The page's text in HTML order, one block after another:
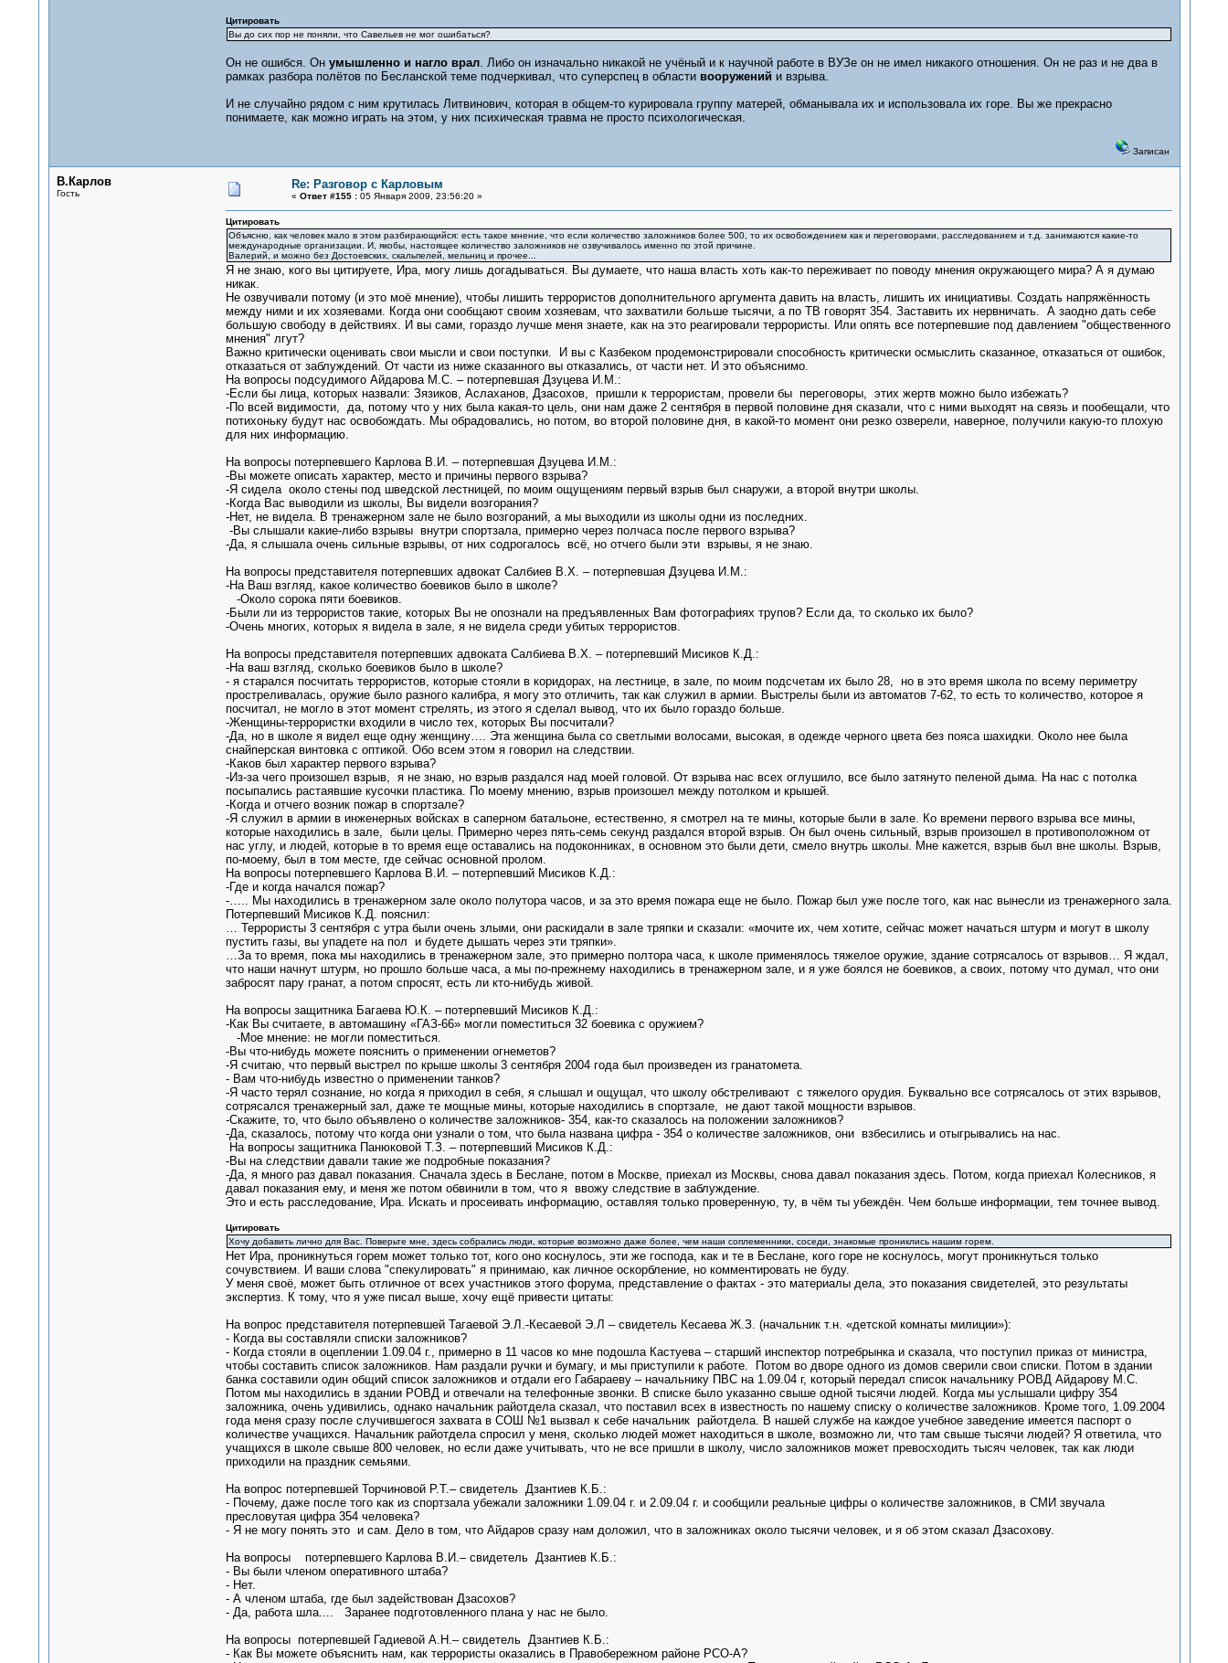
Цитировать
Вы до сих пор не поняли, что Савельев не мог ошибаться?
Он не ошибся. Онумышленно и нагло врал. Либо он изначально никакой не учёный и к научной работе в ВУЗе он не имел никакого отношения. Он не раз и не два в
рамках разбора полётов по Бесланской теме подчеркивал, что суперспец в области вооружений и взрыва.
И не случайно рядом с ним крутилась Литвинович, которая в общем-то курировала группу матерей, обманывала их и использовала их горе. Вы же прекрасно
понимаете, как можно играть на этом, у них психическая травма не просто психологическая.
Записан
В.Карлов
Гость
Re: Разговор с Карловым
« Ответ #155 :05 Января 2009, 23:56:20 »
Цитировать
Объясню, как человек мало в этом разбирающийся: есть такое мнение, что если количество заложников более 500, то их освобождением как и переговорами, расследованием и т.д. занимаются какие-то
международные организации. И, якобы, настоящее количество заложников не озвучивалось именно по этой причине.
Валерий, и можно без Достоевских, скальпелей, мельниц и прочее...
Я не знаю, кого вы цитируете, Ира, могу лишь догадываться. Вы думаете, что наша власть хоть как-то переживает по поводу мнения окружающего мира? А я думаю
никак.
Не озвучивали потому (и это моё мнение), чтобы лишить террористов дополнительного аргумента давить на власть, лишить их инициативы. Создать напряжённость
между ними и их хозяевами. Когда они сообщают своим хозяевам, что захватили больше тысячи, а по ТВ говорят 354. Заставить их нервничать. А заодно дать себе
большую свободу в действиях. И вы сами, гораздо лучше меня знаете, как на это реагировали террористы. Или опять все потерпевшие под давлением "общественного
мнения" лгут?
Важно критически оценивать свои мысли и свои поступки. И вы с Казбеком продемонстрировали способность критически осмыслить сказанное, отказаться от ошибок,
отказаться от заблуждений. От части из ниже сказанного вы отказались, от части нет. И это объяснимо.
На вопросы подсудимого Айдарова М.С. – потерпевшая Дзуцева И.М.:
-Если бы лица, которых назвали: Зязиков, Аслаханов, Дзасохов, пришли к террористам, провели бы переговоры, этих жертв можно было избежать?
-По всей видимости, да, потому что у них была какая-то цель, они нам даже 2 сентября в первой половине дня сказали, что с ними выходят на связь и пообещали, что
потихоньку будут нас освобождать. Мы обрадовались, но потом, во второй половине дня, в какой-то момент они резко озверели, наверное, получили какую-то плохую
для них информацию.
На вопросы потерпевшего Карлова В.И. – потерпевшая Дзуцева И.М.:
-Вы можете описать характер, место и причины первого взрыва?
-Я сидела около стены под шведской лестницей, по моим ощущениям первый взрыв был снаружи, а второй внутри школы.
-Когда Вас выводили из школы, Вы видели возгорания?
-Нет, не видела. В тренажерном зале не было возгораний, а мы выходили из школы одни из последних.
-Вы слышали какие-либо взрывы внутри спортзала, примерно через полчаса после первого взрыва?
-Да, я слышала очень сильные взрывы, от них содрогалось всё, но отчего были эти взрывы, я не знаю.
На вопросы представителя потерпевших адвокат Салбиев В.Х. – потерпевшая Дзуцева И.М.:
-На Ваш взгляд, какое количество боевиков было в школе?
-Около сорока пяти боевиков.
-Были ли из террористов такие, которых Вы не опознали на предъявленных Вам фотографиях трупов? Если да, то сколько их было?
-Очень многих, которых я видела в зале, я не видела среди убитых террористов.
На вопросы представителя потерпевших адвоката Салбиева В.Х. – потерпевший Мисиков К.Д.:
-На ваш взгляд, сколько боевиков было в школе?
- я старался посчитать террористов, которые стояли в коридорах, на лестнице, в зале, по моим подсчетам их было 28, но в это время школа по всему периметру
простреливалась, оружие было разного калибра, я могу это отличить, так как служил в армии. Выстрелы были из автоматов 7-62, то есть то количество, которое я
посчитал, не могло в этот момент стрелять, из этого я сделал вывод, что их было гораздо больше.
-Женщины-террористки входили в число тех, которых Вы посчитали?
-Да, но в школе я видел еще одну женщину…. Эта женщина была со светлыми волосами, высокая, в одежде черного цвета без пояса шахидки. Около нее была
снайперская винтовка с оптикой. Обо всем этом я говорил на следствии.
-Каков был характер первого взрыва?
-Из-за чего произошел взрыв, я не знаю, но взрыв раздался над моей головой. От взрыва нас всех оглушило, все было затянуто пеленой дыма. На нас с потолка
посыпались растаявшие кусочки пластика. По моему мнению, взрыв произошел между потолком и крышей.
-Когда и отчего возник пожар в спортзале?
-Я служил в армии в инженерных войсках в саперном батальоне, естественно, я смотрел на те мины, которые были в зале. Ко времени первого взрыва все мины,
которые находились в зале, были целы. Примерно через пять-семь секунд раздался второй взрыв. Он был очень сильный, взрыв произошел в противоположном от
нас углу, и людей, которые в то время еще оставались на подоконниках, в основном это были дети, смело внутрь школы. Мне кажется, взрыв был вне школы. Взрыв,
по-моему, был в том месте, где сейчас основной пролом.
На вопросы потерпевшего Карлова В.И. – потерпевший Мисиков К.Д.:
-Где и когда начался пожар?
-….. Мы находились в тренажерном зале около полутора часов, и за это время пожара еще не было. Пожар был уже после того, как нас вынесли из тренажерного зала.
Потерпевший Мисиков К.Д. пояснил:
… Террористы 3 сентября с утра были очень злыми, они раскидали в зале тряпки и сказали: «мочите их, чем хотите, сейчас может начаться штурм и могут в школу
пустить газы, вы упадете на пол и будете дышать через эти тряпки».
…За то время, пока мы находились в тренажерном зале, это примерно полтора часа, к школе применялось тяжелое оружие, здание сотрясалось от взрывов… Я ждал,
что наши начнут штурм, но прошло больше часа, а мы по-прежнему находились в тренажерном зале, и я уже боялся не боевиков, а своих, потому что думал, что они
забросят пару гранат, а потом спросят, есть ли кто-нибудь живой.
На вопросы защитника Багаева Ю.К. – потерпевший Мисиков К.Д.:
-Как Вы считаете, в автомашину «ГАЗ-66» могли поместиться 32 боевика с оружием?
-Мое мнение: не могли поместиться.
-Вы что-нибудь можете пояснить о применении огнеметов?
-Я считаю, что первый выстрел по крыше школы 3 сентября 2004 года был произведен из гранатомета.
- Вам что-нибудь известно о применении танков?
-Я часто терял сознание, но когда я приходил в себя, я слышал и ощущал, что школу обстреливают с тяжелого орудия. Буквально все сотрясалось от этих взрывов,
сотрясался тренажерный зал, даже те мощные мины, которые находились в спортзале, не дают такой мощности взрывов.
-Скажите, то, что было объявлено о количестве заложников- 354, как-то сказалось на положении заложников?
-Да, сказалось, потому что когда они узнали о том, что была названа цифра - 354 о количестве заложников, они взбесились и отыгрывались на нас.
На вопросы защитника Панюковой Т.З. – потерпевший Мисиков К.Д.:
-Вы на следствии давали такие же подробные показания?
-Да, я много раз давал показания. Сначала здесь в Беслане, потом в Москве, приехал из Москвы, снова давал показания здесь. Потом, когда приехал Колесников, я
давал показания ему, и меня же потом обвинили в том, что я ввожу следствие в заблуждение.
Это и есть расследование, Ира. Искать и просеивать информацию, оставляя только проверенную, ту, в чём ты убеждён. Чем больше информации, тем точнее вывод.
Цитировать
Хочу добавить лично для Вас. Поверьте мне, здесь собрались люди, которые возможно даже более, чем наши соплеменники, соседи, знакомые прониклись нашим горем.
Нет Ира, проникнуться горем может только тот, кого оно коснулось, эти же господа, как и те в Беслане, кого горе не коснулось, могут проникнуться только
сочувствием. И ваши слова "спекулировать" я принимаю, как личное оскорбление, но комментировать не буду.
У меня своё, может быть отличное от всех участников этого форума, представление о фактах - это материалы дела, это показания свидетелей, это результаты
экспертиз. К тому, что я уже писал выше, хочу ещё привести цитаты:
На вопрос представителя потерпевшей Тагаевой Э.Л.-Кесаевой Э.Л – свидетель Кесаева Ж.З. (начальник т.н. «детской комнаты милиции»):
- Когда вы составляли списки заложников?
- Когда стояли в оцеплении 1.09.04 г., примерно в 11 часов ко мне подошла Кастуева – старший инспектор потребрынка и сказала, что поступил приказ от министра,
чтобы составить список заложников. Нам раздали ручки и бумагу, и мы приступили к работе. Потом во дворе одного из домов сверили свои списки. Потом в здании
банка составили один общий список заложников и отдали его Габараеву – начальнику ПВС на 1.09.04 г, который передал список начальнику РОВД Айдарову М.С.
Потом мы находились в здании РОВД и отвечали на телефонные звонки. В списке было указанно свыше одной тысячи людей. Когда мы услышали цифру 354
заложника, очень удивились, однако начальник райотдела сказал, что поставил всех в известность по нашему списку о количестве заложников. Кроме того, 1.09.2004
года меня сразу после случившегося захвата в СОШ №1 вызвал к себе начальник райотдела. В нашей службе на каждое учебное заведение имеется паспорт о
количестве учащихся. Начальник райотдела спросил у меня, сколько людей может находиться в школе, возможно ли, что там свыше тысячи людей? Я ответила, что
учащихся в школе свыше 800 человек, но если даже учитывать, что не все пришли в школу, число заложников может превосходить тысяч человек, так как люди
приходили на праздник семьями.
На вопрос потерпевшей Торчиновой Р.Т.– свидетель Дзантиев К.Б.:
- Почему, даже после того как из спортзала убежали заложники 1.09.04 г. и 2.09.04 г. и сообщили реальные цифры о количестве заложников, в СМИ звучала
пресловутая цифра 354 человека?
- Я не могу понять это и сам. Дело в том, что Айдаров сразу нам доложил, что в заложниках около тысячи человек, и я об этом сказал Дзасохову.
На вопросы потерпевшего Карлова В.И.– свидетель Дзантиев К.Б.:
- Вы были членом оперативного штаба?
- Нет.
- А членом штаба, где был задействован Дзасохов?
- Да, работа шла.... Заранее подготовленного плана у нас не было.
На вопросы потерпевшей Гадиевой А.Н.– свидетель Дзантиев К.Б.:
- Как Вы можете объяснить нам, как террористы оказались в Правобережном районе РСО-А?